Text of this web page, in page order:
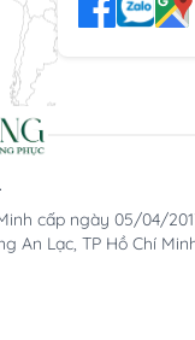
cấp ngày 05/04/
An Lạc, TP Hồ Chí